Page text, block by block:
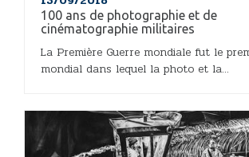
100 ans de photographie et de
cinématographie militaires
La Première Guerre mondiale fut le
mondial dans lequel la photo et la...